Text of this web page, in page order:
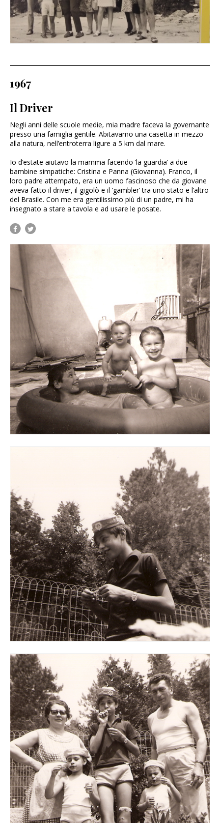
1967
Il Driver
Negli anni delle scuole medie, mia madre faceva la governante
presso una famiglia gentile. Abitavamo una casetta in mezzo
alla natura, nell’entroterra ligure a 5 km dal mare.
Io d’estate aiutavo la mamma facendo ‘la guardia’ a due
bambine simpatiche: Cristina e Panna (Giovanna). Franco, il
loro padre attempato, era un uomo fascinoso che da giovane
aveva fatto il driver, il gigolò e il ‘gambler’ tra uno stato e l’altro
del Brasile. Con me era gentilissimo più di un padre, mi ha
insegnato a stare a tavola e ad usare le posate.